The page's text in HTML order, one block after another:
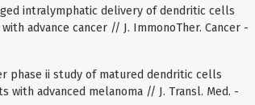
intralymphatic delivery of dendritic cells
advance cancer // J. ImmonoTher. Cancer -
phase ii study of matured dendritic cells
advanced melanoma // J. Transl. Med. -